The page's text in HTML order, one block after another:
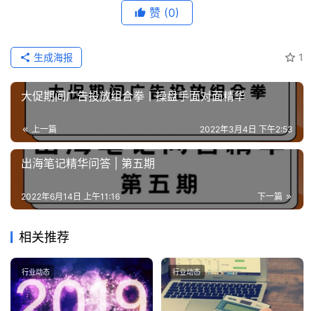
赞 (0)
1
生成海报
大促期间广告投放组合拳丨操盘手面对面精华
上一篇 2022年3月4日 下午2:53
出海笔记精华问答 | 第五期
下一篇
2022年6月14日 上午11:16
相关推荐
行业动态 行业动态